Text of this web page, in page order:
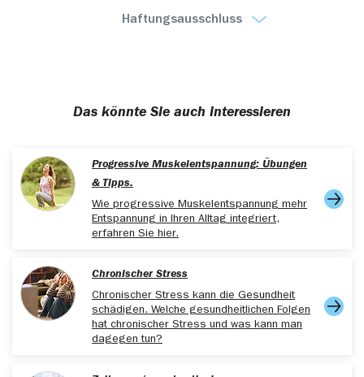
jcsm.aasm.org/doi/10.5664/jcsm.4950, abgerufen
am 14.03.2025
08c338b0-e17a-4eb5-8741-cc9ad2320b39,
abgerufen am 14.03.2025
www.forschung-und-lehre.de/forschung/meditation-
und-wissenschaft-
biak.med.uni-
rostock.de/fileadmin/Verwaltung/pflege/
abgerufen am 14.03.2025
www.oekotest.de/essen-trinken/Gesundes-
unschlagbar_11732_1.html, abgerufen am
Haftungsausschluss
Das könnte Sie auch interessieren
Progressive Muskelentspannung: Übungen
& Tipps.
Wie progressive Muskelentspannung mehr
Entspannung in Ihren Alltag integriert,
erfahren Sie hier.
Chronischer Stress
Chronischer Stress kann die Gesundheit
schädigen. Welche gesundheitlichen Folgen
hat chronischer Stress und was kann man
dagegen tun?